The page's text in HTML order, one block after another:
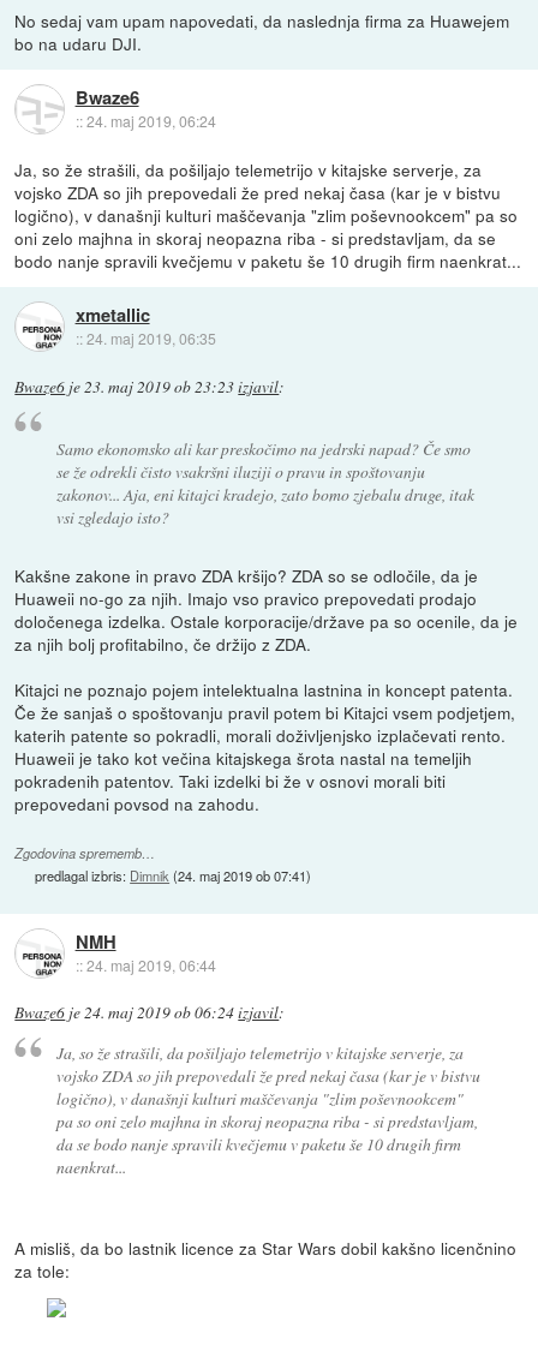
No sedaj vam upam napovedati, da naslednja firma za Huawejem
bo na udaru DJI.
Bwaze6
::24. maj 2019, 06:24
Ja, so že strašili, da pošiljajo telemetrijo v kitajske serverje, za
vojsko ZDA so jih prepovedali že pred nekaj časa (kar je v bistvu
logično), v današnji kulturi maščevanja "zlim poševnookcem" pa so
oni zelo majhna in skoraj neopazna riba - si predstavljam, da se
bodo nanje spravili kvečjemu v paketu še 10 drugih firm naenkrat...
xmetallic
::24. maj 2019, 06:35
Bwaze6 je23. maj 2019 ob 23:23izjavil:
Samo ekonomsko ali kar preskočimo na jedrski napad? Če smo
se že odrekli čisto vsakršni iluziji o pravu in spoštovanju
zakonov... Aja, eni kitajci kradejo, zato bomo zjebalu druge, itak
vsi zgledajo isto?
Kakšne zakone in pravo ZDA kršijo? ZDA so se odločile, da je
Huaweii no-go za njih. Imajo vso pravico prepovedati prodajo
določenega izdelka. Ostale korporacije/države pa so ocenile, da je
za njih bolj profitabilno, če držijo z ZDA.
Kitajci ne poznajo pojem intelektualna lastnina in koncept patenta.
Če že sanjaš o spoštovanju pravil potem bi Kitajci vsem podjetjem,
katerih patente so pokradli, morali doživljenjsko izplačevati rento.
Huaweii je tako kot večina kitajskega šrota nastal na temeljih
pokradenih patentov. Taki izdelki bi že v osnovi morali biti
prepovedani povsod na zahodu.
Zgodovina sprememb…
predlagal izbris: Dimnik(24. maj 2019 ob 07:41)
NMH
::24. maj 2019, 06:44
Bwaze6 je24. maj 2019 ob 06:24izjavil:
Ja, so že strašili, da pošiljajo telemetrijo v kitajske serverje, za
vojsko ZDA so jih prepovedali že pred nekaj časa (kar je v bistvu
logično), v današnji kulturi maščevanja "zlim poševnookcem"
pa so oni zelo majhna in skoraj neopazna riba - si predstavljam,
da se bodo nanje spravili kvečjemu v paketu še 10 drugih firm
naenkrat...
A misliš, da bo lastnik licence za Star Wars dobil kakšno licenčnino
za tole: